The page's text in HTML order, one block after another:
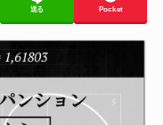
送る Pocket